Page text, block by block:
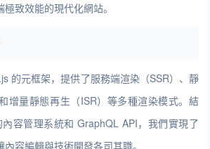
致效能的現代化網站。
的元框架，提供了服務端渲染（SSR）、靜
增量靜態再生（ISR）等多種渲染模式。結
容管理系統和 GraphQL API，我們實現了
容編輯與技術開發各司其職。